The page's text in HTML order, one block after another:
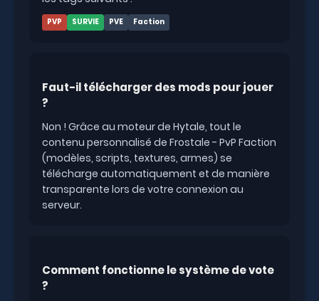
PVP SURVIE PVE Faction
Faut-il télécharger des mods pour jouer
?
Non ! Grâce au moteur de Hytale, tout le
contenu personnalisé de Frostale - PvP Faction
(modèles, scripts, textures, armes) se
télécharge automatiquement et de manière
transparente lors de votre connexion au
serveur.
Comment fonctionne le système de vote
?